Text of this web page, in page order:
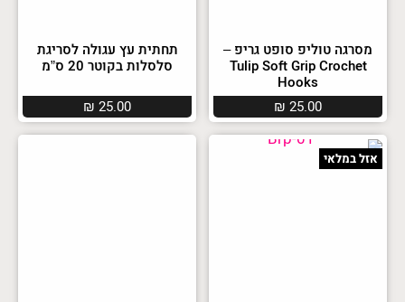
מסרגה טוליפ סופט גריפ –
Tulip Soft Grip Crochet
Hooks
₪ 25.00
תחתית עץ עגולה לסריגת
סלסלות בקוטר 20 ס”מ
₪ 25.00
אזל במלאי